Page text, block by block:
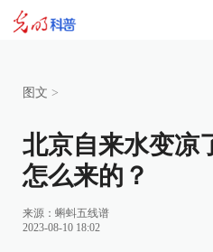
图文 >
北京自来水变凉
怎么来的？
来源： 蝌蚪五线谱
2023-08-10 18:02